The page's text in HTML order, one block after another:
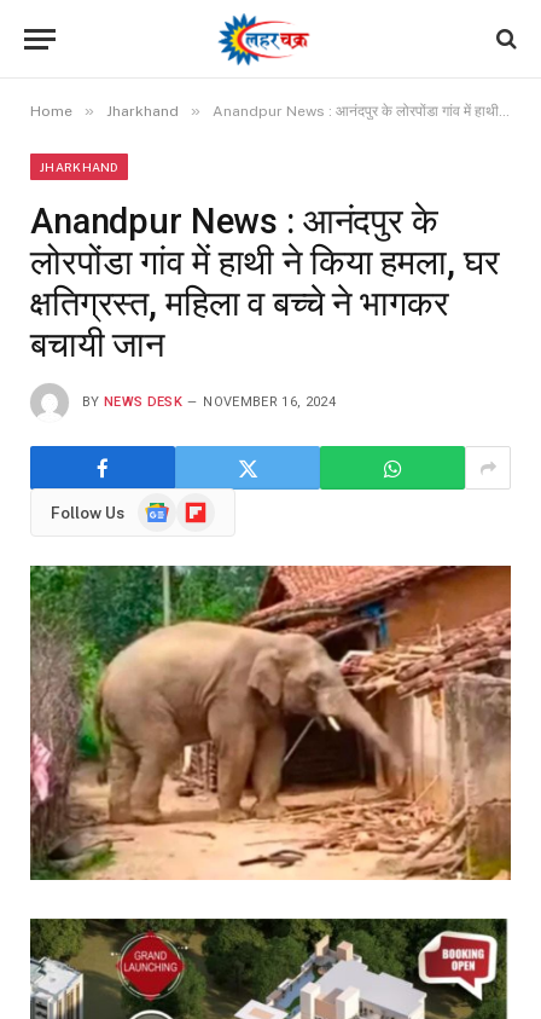
Home » Jharkhand » Anandpur News : आनंदपुर के लोरपोंडा गांव में हाथी ने किया हमला, घर क्षतिग्रस्त, महिला व बच्चे ने भागकर बचायी जान
JHARKHAND
Anandpur News : आनंदपुर के
लोरपोंडा गांव में हाथी ने किया हमला, घर
क्षतिग्रस्त, महिला व बच्चे ने भागकर
बचायी जान
BY NEWS DESK NOVEMBER 16, 2024
Follow Us
GoogleFlipboard